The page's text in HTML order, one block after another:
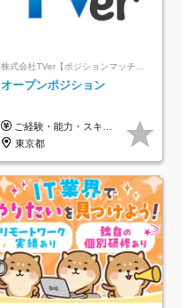
オープンポジション
ご経験・能力・スキル等により、当社基準にて優遇・相談のうえ決定いたします。
東京都